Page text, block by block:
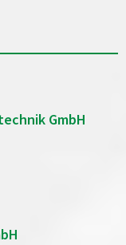
GmbH